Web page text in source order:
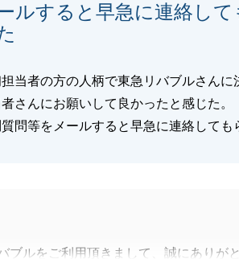
ルすると早急に連絡し
当者の方の人柄で東急リバブルさん
さんにお願いして良かったと感じた。
問等をメールすると早急に連絡しても
ブルをご利用頂きまして、誠にありが